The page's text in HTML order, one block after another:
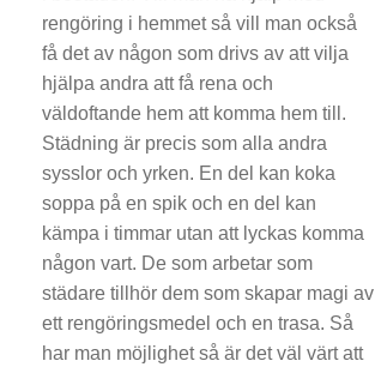
rengöring i hemmet så vill man också
få det av någon som drivs av att vilja
hjälpa andra att få rena och
väldoftande hem att komma hem till.
Städning är precis som alla andra
sysslor och yrken. En del kan koka
soppa på en spik och en del kan
kämpa i timmar utan att lyckas komma
någon vart. De som arbetar som
städare tillhör dem som skapar magi av
ett rengöringsmedel och en trasa. Så
har man möjlighet så är det väl värt att